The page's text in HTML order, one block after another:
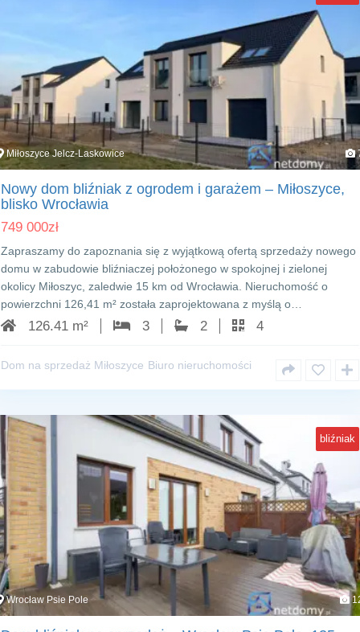
Miłoszyce Jelcz-Laskowice
Nowy dom bliźniak z ogrodem i garażem – Miłoszyce,
blisko Wrocławia
749 000zł
Zapraszamy do zapoznania się z wyjątkową ofertą sprzedaży nowego
domu w zabudowie bliźniaczej położonego w spokojnej i zielonej
okolicy Miłoszyc, zaledwie 15 km od Wrocławia. Nieruchomość o
powierzchni 126,41 m² została zaprojektowana z myślą o…
126.41 m² 3 2 4
Dom na sprzedaż Miłoszyce Biuro nieruchomości
bliźniak
Wrocław Psie Pole